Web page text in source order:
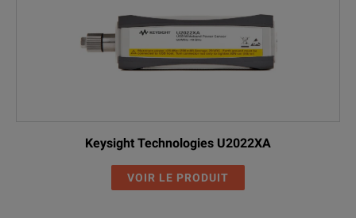
Keysight Technologies U2022XA
VOIR LE PRODUIT